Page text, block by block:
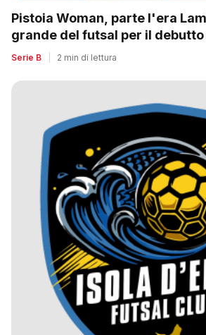
Pistoia Woman, parte l'era
grande del futsal per il
nazionali
Serie B 2 min di lettura